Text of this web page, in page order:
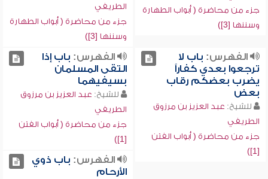
جزء من محاضرة ( أبواب الطهارة
وسننها [3])
الطريفي
جزء من محاضرة ( أبواب الطهارة
وسننها [3])
الفهرس: باب لا
ترجعوا بعدي كفاراً
يضرب بعضكم رقاب
بعض
للشيخ: عبد العزيز بن مرزوق
الطريفي
جزء من محاضرة ( أبواب الفتن
[1])
الفهرس: باب إذا
التقى المسلمان
بسيفيهما
للشيخ: عبد العزيز بن مرزوق
الطريفي
جزء من محاضرة ( أبواب الفتن
[1])
الفهرس: باب ذوي
الأرحام